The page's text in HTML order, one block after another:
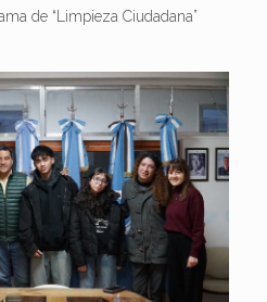
de “Limpieza Ciudadana”